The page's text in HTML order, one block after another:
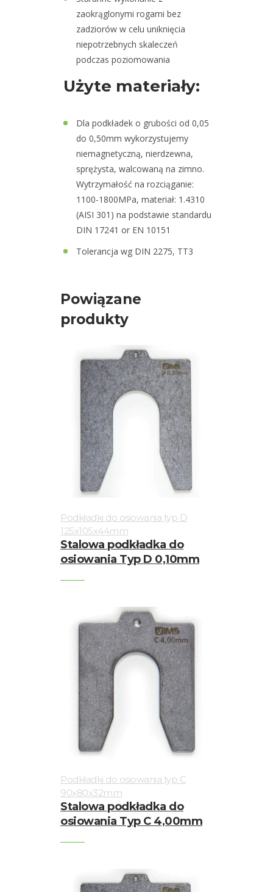
zaokrąglonymi rogami bez
zadziorów w celu uniknięcia
niepotrzebnych skaleczeń
podczas poziomowania
Użyte materiały:
Dla podkładek o grubości od 0,05
do 0,50mm wykorzystujemy
niemagnetyczną, nierdzewna,
sprężysta, walcowaną na zimno.
Wytrzymałość na rozciąganie:
1100-1800MPa, materiał: 1.4310
(AISI 301) na podstawie standardu
DIN 17241 or EN 10151
Tolerancja wg DIN 2275, TT3
Powiązane
produkty
Podkładki do osiowania typ D
125x105x44mm
Stalowa podkładka do
osiowania Typ D 0,10mm
Podkładki do osiowania typ C
90x80x32mm
Stalowa podkładka do
osiowania Typ C 4,00mm